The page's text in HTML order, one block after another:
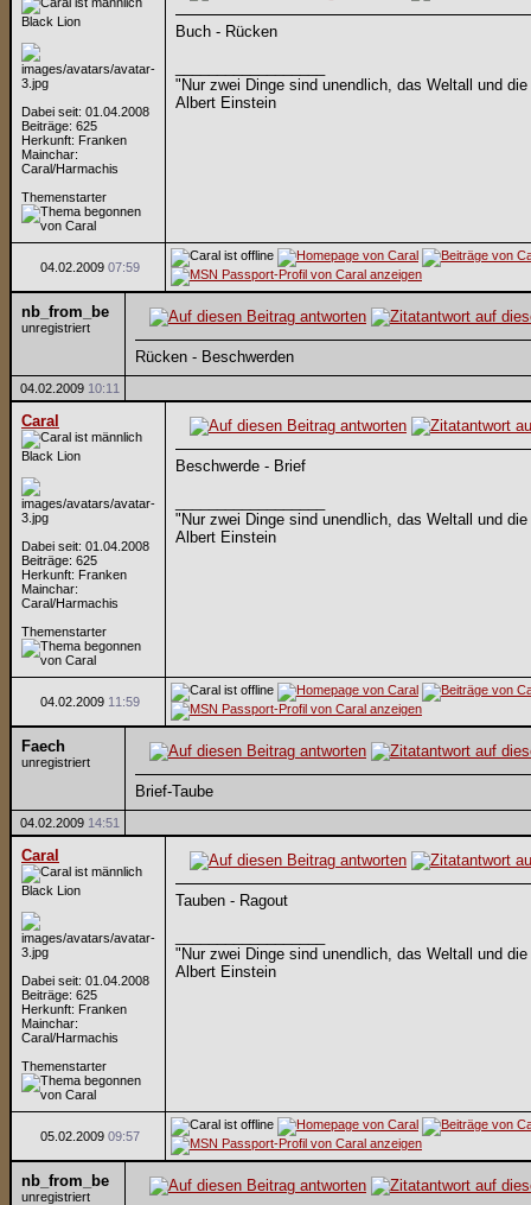
Black Lion
Dabei seit: 01.04.2008
Beiträge: 625
Herkunft: Franken
Mainchar:
Caral/Harmachis
Themenstarter
Buch - Rücken
"Nur zwei Dinge sind unendlich, das Weltall und
Albert Einstein
04.02.2009 07:59
nb_from_be
unregistriert
Rücken - Beschwerden
04.02.2009 10:11
Caral
Black Lion
Dabei seit: 01.04.2008
Beiträge: 625
Herkunft: Franken
Mainchar:
Caral/Harmachis
Themenstarter
Beschwerde - Brief
"Nur zwei Dinge sind unendlich, das Weltall und
Albert Einstein
04.02.2009 11:59
Faech
unregistriert
Brief-Taube
04.02.2009 14:51
Caral
Black Lion
Dabei seit: 01.04.2008
Beiträge: 625
Herkunft: Franken
Mainchar:
Caral/Harmachis
Themenstarter
Tauben - Ragout
"Nur zwei Dinge sind unendlich, das Weltall und
Albert Einstein
05.02.2009 09:57
nb_from_be
unregistriert